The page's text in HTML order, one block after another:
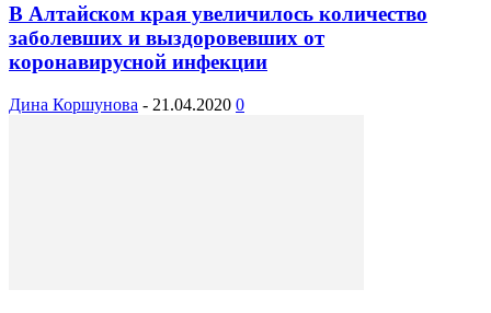
В Алтайском края увеличилось количество
заболевших и выздоровевших от
коронавирусной инфекции
Дина Коршунова - 21.04.2020 0